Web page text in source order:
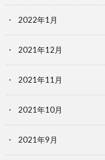
2022年1月
2021年12月
2021年11月
2021年10月
2021年9月